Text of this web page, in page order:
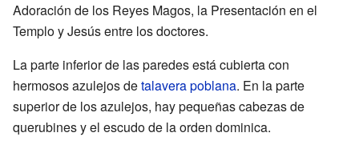
Adoración de los Reyes Magos, la Presentación en el
Templo y Jesús entre los doctores.
La parte inferior de las paredes está cubierta con
hermosos azulejos detalavera poblana. En la parte
superior de los azulejos, hay pequeñas cabezas de
querubines y el escudo de la orden dominica.